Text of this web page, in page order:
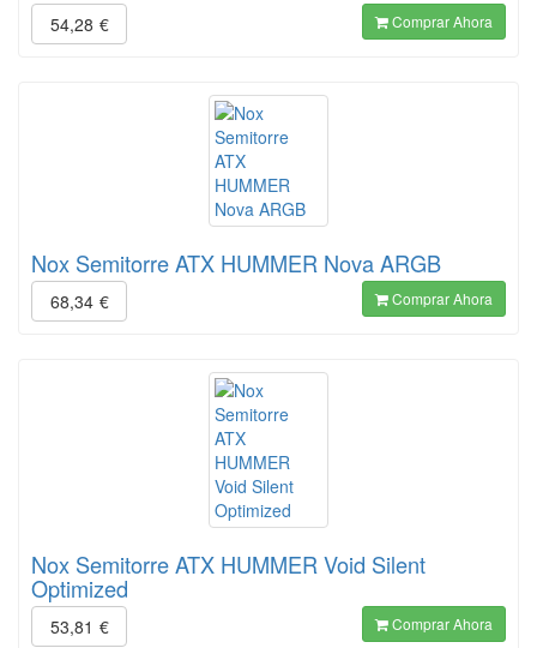
54,28 € Comprar Ahora
Nox Semitorre ATX HUMMER Nova ARGB
68,34 € Comprar Ahora
Nox Semitorre ATX HUMMER Void Silent
Optimized
53,81 € Comprar Ahora